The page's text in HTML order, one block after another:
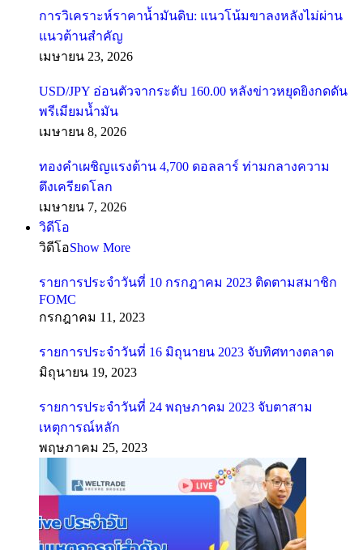
การวิเคราะห์ราคาน้ำมันดิบ: แนวโน้มขาลงหลังไม่ผ่าน
แนวต้านสำคัญ
เมษายน 23, 2026
USD/JPY อ่อนตัวจากระดับ 160.00 หลังข่าวหยุดยิงกดดัน
พรีเมียมน้ำมัน
เมษายน 8, 2026
ทองคำเผชิญแรงต้าน 4,700 ดอลลาร์ ท่ามกลางความ
ตึงเครียดโลก
เมษายน 7, 2026
วิดีโอ
วิดีโอShow More
รายการประจำวันที่ 10 กรกฎาคม 2023 ติดตามสมาชิก
FOMC
กรกฎาคม 11, 2023
รายการประจำวันที่ 16 มิถุนายน 2023 จับทิศทางตลาด
มิถุนายน 19, 2023
รายการประจำวันที่ 24 พฤษภาคม 2023 จับตาสาม
เหตุการณ์หลัก
พฤษภาคม 25, 2023